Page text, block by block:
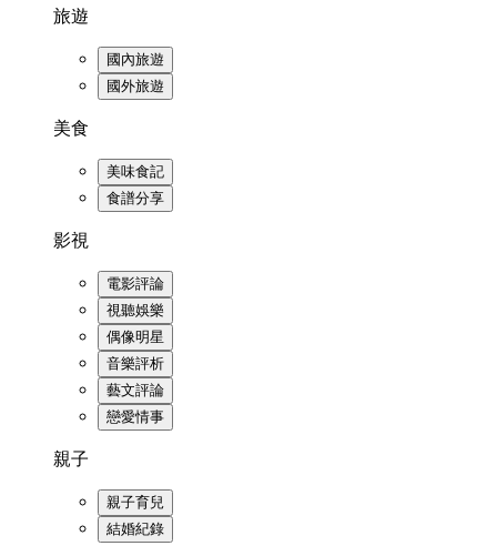
旅遊
國內旅遊
國外旅遊
美食
美味食記
食譜分享
影視
電影評論
視聽娛樂
偶像明星
音樂評析
藝文評論
戀愛情事
親子
親子育兒
結婚紀錄